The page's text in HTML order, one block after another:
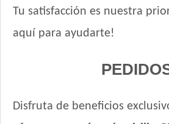
Tu satisfacción es nuestra
aquí para ayudarte!
Disfruta de beneficios